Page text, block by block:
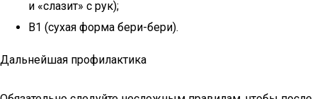
и «слазит» с рук);
В1 (сухая форма бери-бери).
Дальнейшая профилактика